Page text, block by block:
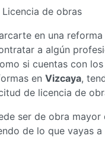
de obras
en una reforma
a algún
si cuentas con
en Vizcaya,
de licencia de
ser de obra mayor
de lo que vayas